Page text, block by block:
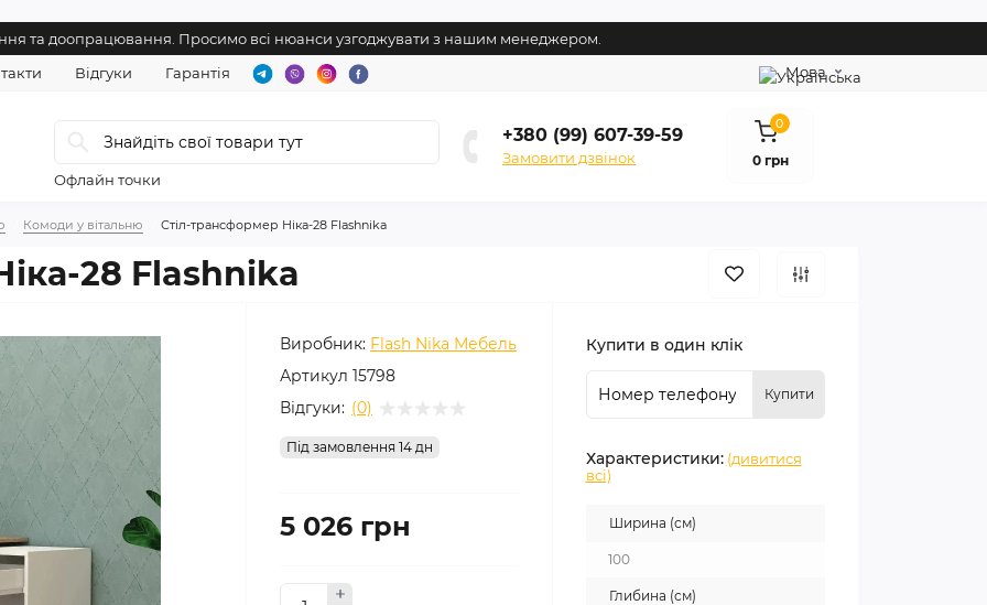
та доопрацювання. Просимо всі нюанси узгоджувати з нашим менеджером.
Відгуки Гарантія Мова
Офлайн точки
+380 (99) 607-39-59
Замовити дзвінок
0
0 грн
Комоди у вітальню Стіл-трансформер Ніка-28 Flashnika
28 Flashnika
Виробник: Flash Nika Мебель
Артикул 15798
Відгуки: (0)
Під замовлення 14 дн
5 026 грн
Купити в один клік
Купити
Характеристики: (дивитися
всі)
Ширина (см)
100
Глибина (см)